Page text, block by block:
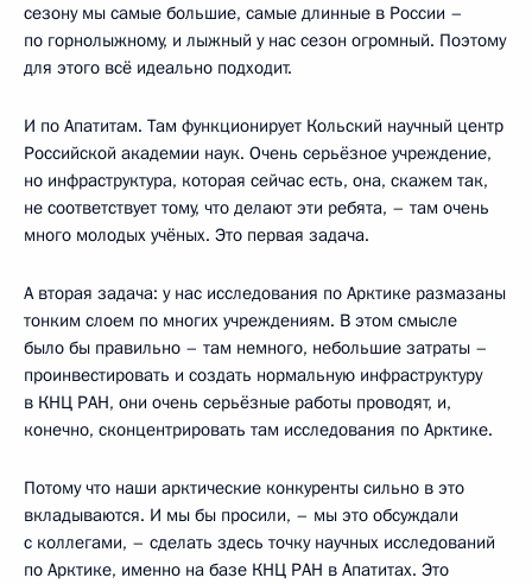
сезону мы самые большие, самые длинные в России –
по горнолыжному, и лыжный у нас сезон огромный. Поэтому
для этого всё идеально подходит.
И по Апатитам. Там функционирует Кольский научный центр
Российской академии наук. Очень серьёзное учреждение,
но инфраструктура, которая сейчас есть, она, скажем так,
не соответствует тому, что делают эти ребята, – там очень
много молодых учёных. Это первая задача.
А вторая задача: у нас исследования по Арктике размазаны
тонким слоем по многих учреждениям. В этом смысле
было бы правильно – там немного, небольшие затраты –
проинвестировать и создать нормальную инфраструктуру
в КНЦ РАН, они очень серьёзные работы проводят, и,
конечно, сконцентрировать там исследования по Арктике.
Потому что наши арктические конкуренты сильно в это
вкладываются. И мы бы просили, – мы это обсуждали
с коллегами, – сделать здесь точку научных исследований
по Арктике, именно на базе КНЦ РАН в Апатитах. Это